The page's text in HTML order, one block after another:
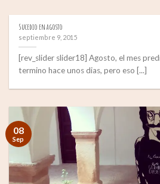
Sucedio en agosto
septiembre 9, 2015
[rev_slider slider18] Agosto, el mes
termino hace unos dias, pero eso [...]
08
Sep